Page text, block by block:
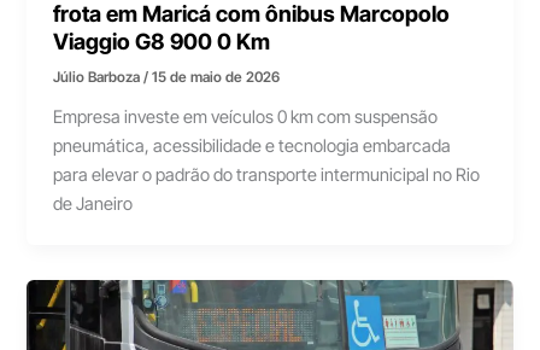
frota em Maricá com ônibus Marcopolo
Viaggio G8 900 0 Km
Júlio Barboza/15 de maio de 2026
Empresa investe em veículos 0 km com suspensão
pneumática, acessibilidade e tecnologia embarcada
para elevar o padrão do transporte intermunicipal no Rio
de Janeiro